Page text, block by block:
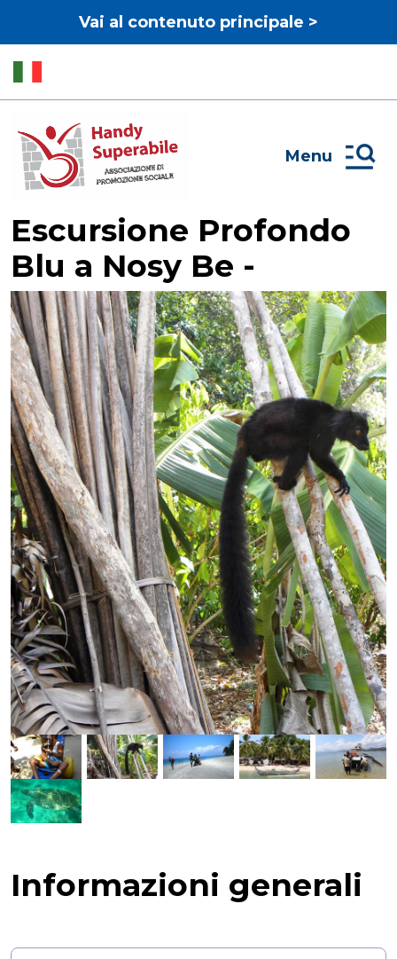
Vai al contenuto principale >
Menu
Escursione Profondo
Blu a Nosy Be -
Informazioni generali